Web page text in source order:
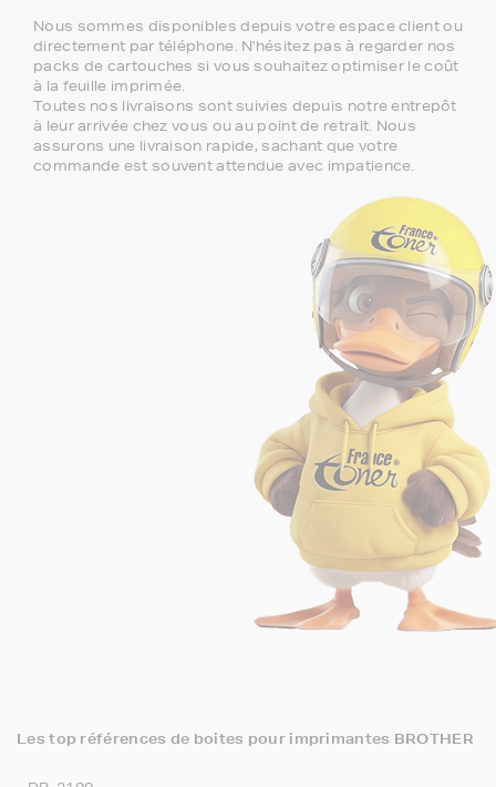
Nous sommes disponibles depuis votre espace client ou
directement par téléphone. N'hésitez pas à regarder nos
packs de cartouches si vous souhaitez optimiser le coût
à la feuille imprimée.
Toutes nos livraisons sont suivies depuis notre entrepôt
à leur arrivée chez vous ou au point de retrait. Nous
assurons une livraison rapide, sachant que votre
commande est souvent attendue avec impatience.
Les top références de boites pour imprimantes BROTHER